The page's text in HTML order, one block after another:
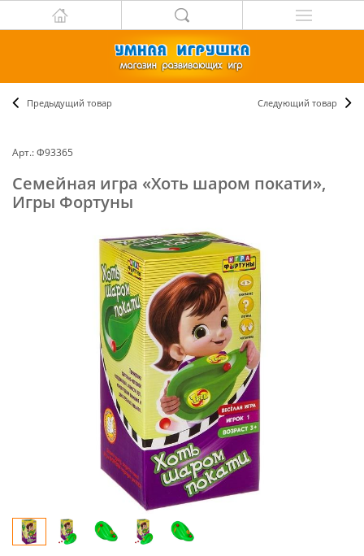
Предыдущий товар Следующий товар
Арт.: Ф93365
Семейная игра «Хоть шаром покати»,
Игры Фортуны